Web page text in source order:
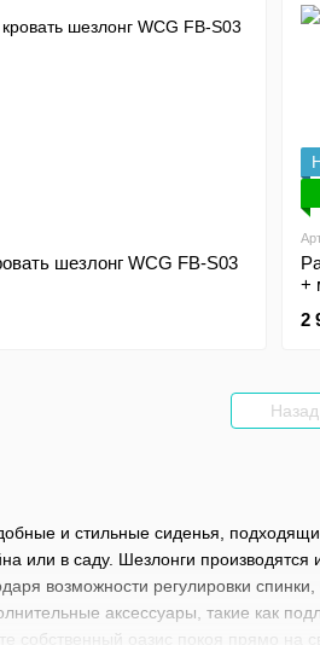
и стильные сиденья,
или в саду. Шезлонги
возможности регулировки
аксессуары, такие как
собственный оазис покоя прямо
шезлонг WCG FB-S03
+
2
Назад